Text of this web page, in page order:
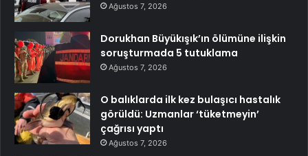
Ağustos 7, 2026
Dorukhan Büyükışık’ın ölümüne ilişkin
soruşturmada 5 tutuklama
Ağustos 7, 2026
O balıklarda ilk kez bulaşıcı hastalık
görüldü: Uzmanlar ‘tüketmeyin’
çağrısı yaptı
Ağustos 7, 2026